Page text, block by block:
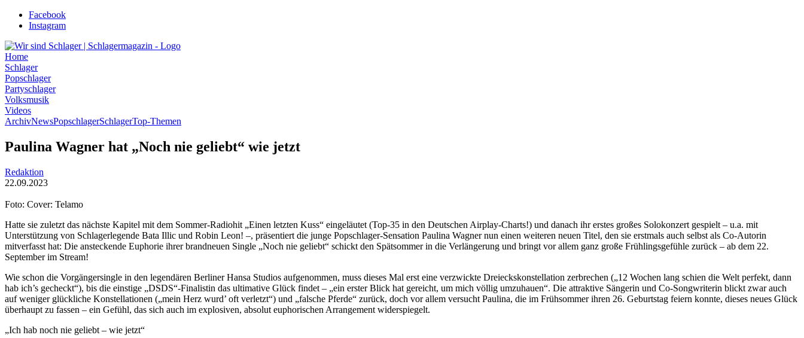
Zum
Inhalt
Facebook
Instagram
Home
Schlager
Popschlager
Partyschlager
Volksmusik
Videos
ArchivNewsPopschlagerSchlagerTop-Themen
Paulina Wagner hat „Noch nie geliebt“ wie jetzt
Redaktion
22.09.2023
Foto: Cover: Telamo
Hatte sie zuletzt das nächste Kapitel mit dem Sommer-Radiohit „Einen letzten Kuss“ eingeläutet (Top-35 in den Deutschen Airplay-Charts!) und danach ihr erstes großes Solokonzert gespielt – u.a. mit
Unterstützung von Schlagerlegende Bata Illic und Robin Leon! –, präsentiert die junge Popschlager-Sensation Paulina Wagner nun einen weiteren neuen Titel, den sie erstmals auch selbst als Co-Autorin
mitverfasst hat: Die ansteckende Euphorie ihrer brandneuen Single „Noch nie geliebt“ schickt den Spätsommer in die Verlängerung und bringt vor allem ganz große Frühlingsgefühle zurück – ab dem 22.
September im Stream!
Wie schon die Vorgängersingle in den legendären Berliner Hansa Studios aufgenommen, muss dieses Mal erst eine verzwickte Dreieckskonstellation zerbrechen („12 Wochen lang schien die Welt perfekt, dann
hab ich’s gecheckt“), bis die einstige „DSDS“-Finalistin das ultimative Glück findet – „ein erster Blick hat gereicht, um mich völlig umzuhauen“. Die attraktive Sängerin und Co-Songwriterin blickt zwar auch
auf weniger glückliche Konstellationen („mein Herz wurd’ oft verletzt“) und „falsche Pferde“ zurück, doch vor allem versucht Paulina, die im Frühsommer ihren 26. Geburtstag feiern konnte, dieses neues Glück
überhaupt zu fassen – ein Gefühl, das sich auch im explosiven, absolut euphorischen Arrangement widerspiegelt.
„Ich hab noch nie geliebt – wie jetzt“